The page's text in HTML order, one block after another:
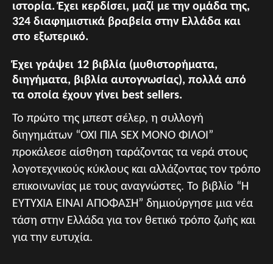
ιστορία. Έχει κερδίσει, μαζί με την ομάδα της,
324 διαφημιστικά βραβεία στην Ελλάδα και
στο εξωτερικό.
Έχει γράψει 12 βιβλία (μυθιστορήματα,
διηγήματα, βιβλία αυτογνωσίας), πολλά από
τα οποία έχουν γίνει best sellers.
Το πρώτο της μπεστ σέλερ, η συλλογή
διηγημάτων “ΟΧΙ ΠΙΑ SEX ΜΟΝΟ ΦΙΛΟΙ”
προκάλεσε αίσθηση ταράζοντας τα νερά στους
λογοτεχνικούς κύκλους και αλλάζοντας τον τρόπο
επικοινωνίας με τους αναγνώστες. Το βιβλίο “Η
ΕΥΤΥΧΙΑ ΕΙΝΑΙ ΑΠΟΦΑΣΗ” δημιούργησε μια νέα
τάση στην Ελλάδα για τον θετικό τρόπο ζωής και
για την ευτυχία.